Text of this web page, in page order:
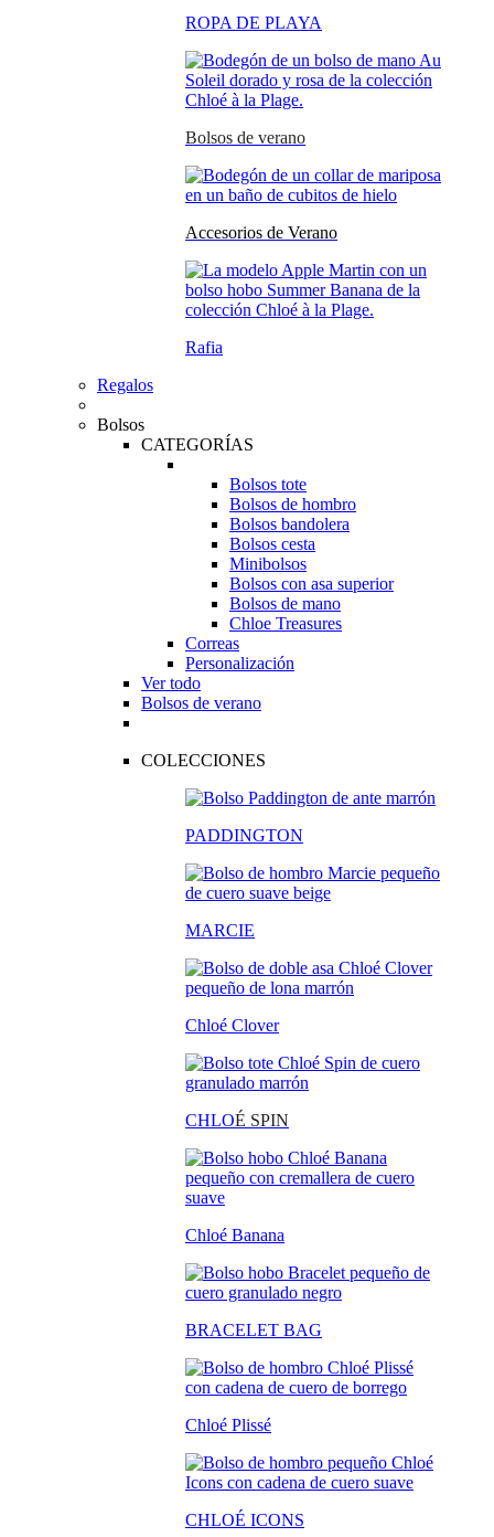
ROPA DE PLAYA
Bolsos de verano
Accesorios de Verano
Rafia
Regalos
Bolsos
CATEGORÍAS
Bolsos tote
Bolsos de hombro
Bolsos bandolera
Bolsos cesta
Minibolsos
Bolsos con asa superior
Bolsos de mano
Chloe Treasures
Correas
Personalización
Ver todo
Bolsos de verano
COLECCIONES
PADDINGTON
MARCIE
Chloé Clover
CHLOÉ SPIN
Chloé Banana
BRACELET BAG
Chloé Plissé
CHLOÉ ICONS